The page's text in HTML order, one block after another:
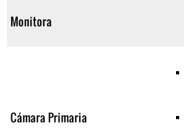
Monitora
Cámara Primaria